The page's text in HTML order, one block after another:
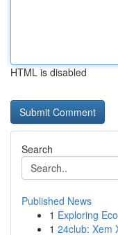
HTML is disabled
Search
Published News
1 Exploring
1 24club: Xem